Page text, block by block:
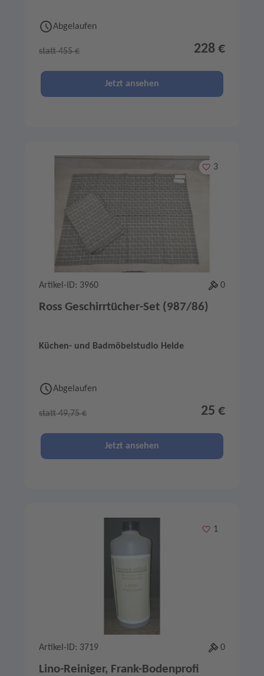
Abgelaufen
statt 455 € 228 €
Jetzt ansehen
Merken
3
Artikel-ID: 3960 0
Ross Geschirrtücher-Set (987/86)
Küchen- und Badmöbelstudio Helde
Abgelaufen
statt 49,75 € 25 €
Jetzt ansehen
Merken
1
Artikel-ID: 3719 0
Lino-Reiniger, Frank-Bodenprofi